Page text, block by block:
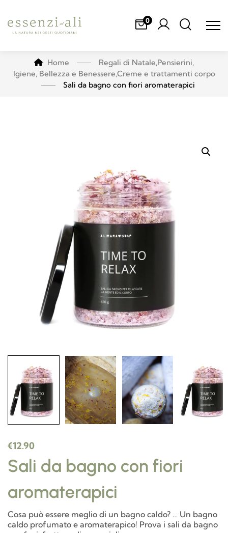
0
Home Regali di Natale,Pensierini,
Igiene, Bellezza e Benessere,Creme e trattamenti corpo
Sali da bagno con fiori aromaterapici
€12.90
Sali da bagno con fiori
aromaterapici
Cosa può essere meglio di un bagno caldo? … Un bagno
caldo profumato e aromaterapico! Prova i sali da bagno